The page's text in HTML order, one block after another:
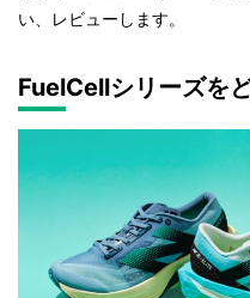
い、レビューします。
FuelCellシリーズを